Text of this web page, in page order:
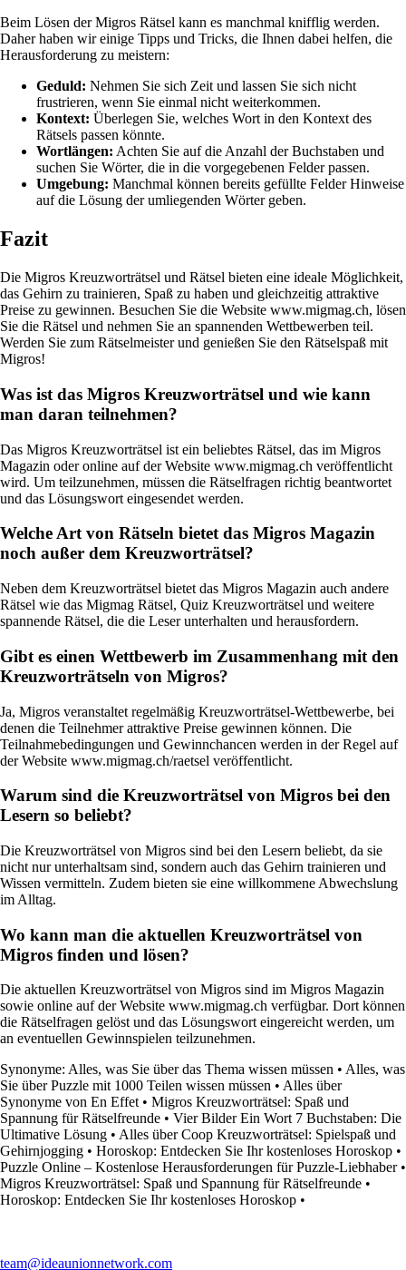
Beim Lösen der Migros Rätsel kann es manchmal knifflig werden.
Daher haben wir einige Tipps und Tricks, die Ihnen dabei helfen, die
Herausforderung zu meistern:
Geduld: Nehmen Sie sich Zeit und lassen Sie sich nicht
frustrieren, wenn Sie einmal nicht weiterkommen.
Kontext: Überlegen Sie, welches Wort in den Kontext des
Rätsels passen könnte.
Wortlängen: Achten Sie auf die Anzahl der Buchstaben und
suchen Sie Wörter, die in die vorgegebenen Felder passen.
Umgebung: Manchmal können bereits gefüllte Felder Hinweise
auf die Lösung der umliegenden Wörter geben.
Fazit
Die Migros Kreuzworträtsel und Rätsel bieten eine ideale Möglichkeit,
das Gehirn zu trainieren, Spaß zu haben und gleichzeitig attraktive
Preise zu gewinnen. Besuchen Sie die Website www.migmag.ch, lösen
Sie die Rätsel und nehmen Sie an spannenden Wettbewerben teil.
Werden Sie zum Rätselmeister und genießen Sie den Rätselspaß mit
Migros!
Was ist das Migros Kreuzworträtsel und wie kann
man daran teilnehmen?
Das Migros Kreuzworträtsel ist ein beliebtes Rätsel, das im Migros
Magazin oder online auf der Website www.migmag.ch veröffentlicht
wird. Um teilzunehmen, müssen die Rätselfragen richtig beantwortet
und das Lösungswort eingesendet werden.
Welche Art von Rätseln bietet das Migros Magazin
noch außer dem Kreuzworträtsel?
Neben dem Kreuzworträtsel bietet das Migros Magazin auch andere
Rätsel wie das Migmag Rätsel, Quiz Kreuzworträtsel und weitere
spannende Rätsel, die die Leser unterhalten und herausfordern.
Gibt es einen Wettbewerb im Zusammenhang mit den
Kreuzworträtseln von Migros?
Ja, Migros veranstaltet regelmäßig Kreuzworträtsel-Wettbewerbe, bei
denen die Teilnehmer attraktive Preise gewinnen können. Die
Teilnahmebedingungen und Gewinnchancen werden in der Regel auf
der Website www.migmag.ch/raetsel veröffentlicht.
Warum sind die Kreuzworträtsel von Migros bei den
Lesern so beliebt?
Die Kreuzworträtsel von Migros sind bei den Lesern beliebt, da sie
nicht nur unterhaltsam sind, sondern auch das Gehirn trainieren und
Wissen vermitteln. Zudem bieten sie eine willkommene Abwechslung
im Alltag.
Wo kann man die aktuellen Kreuzworträtsel von
Migros finden und lösen?
Die aktuellen Kreuzworträtsel von Migros sind im Migros Magazin
sowie online auf der Website www.migmag.ch verfügbar. Dort können
die Rätselfragen gelöst und das Lösungswort eingereicht werden, um
an eventuellen Gewinnspielen teilzunehmen.
Synonyme: Alles, was Sie über das Thema wissen müssen • Alles, was
Sie über Puzzle mit 1000 Teilen wissen müssen • Alles über
Synonyme von En Effet • Migros Kreuzworträtsel: Spaß und
Spannung für Rätselfreunde • Vier Bilder Ein Wort 7 Buchstaben: Die
Ultimative Lösung • Alles über Coop Kreuzworträtsel: Spielspaß und
Gehirnjogging • Horoskop: Entdecken Sie Ihr kostenloses Horoskop •
Puzzle Online – Kostenlose Herausforderungen für Puzzle-Liebhaber•
Migros Kreuzworträtsel: Spaß und Spannung für Rätselfreunde •
Horoskop: Entdecken Sie Ihr kostenloses Horoskop •
team@ideaunionnetwork.com